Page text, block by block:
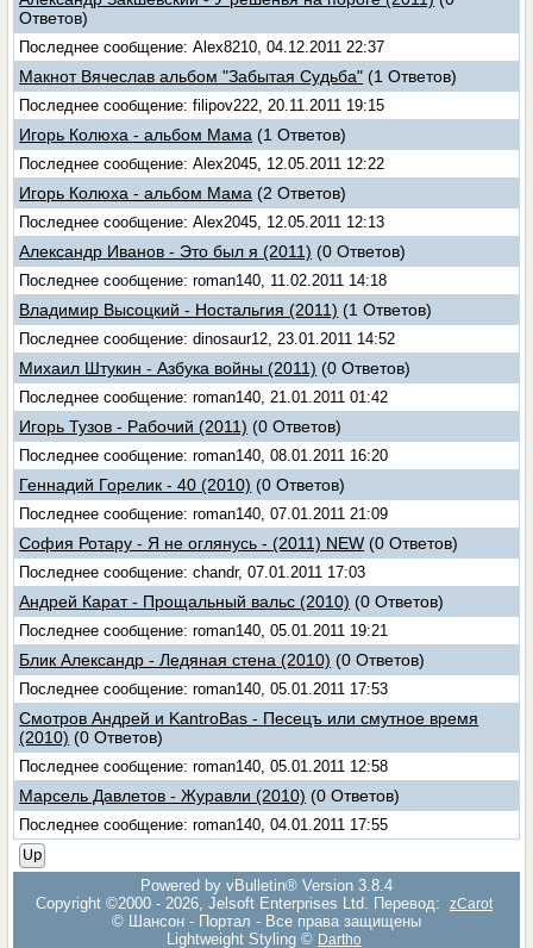
Ответов)
Последнее сообщение: Alex8210, 04.12.2011 22:37
Макнот Вячеслав альбом "Забытая Судьба" (1 Ответов)
Последнее сообщение: filipov222, 20.11.2011 19:15
Игорь Колюха - альбом Мама (1 Ответов)
Последнее сообщение: Alex2045, 12.05.2011 12:22
Игорь Колюха - альбом Мама (2 Ответов)
Последнее сообщение: Alex2045, 12.05.2011 12:13
Александр Иванов - Это был я (2011) (0 Ответов)
Последнее сообщение: roman140, 11.02.2011 14:18
Владимир Высоцкий - Ностальгия (2011) (1 Ответов)
Последнее сообщение: dinosaur12, 23.01.2011 14:52
Михаил Штукин - Азбука войны (2011) (0 Ответов)
Последнее сообщение: roman140, 21.01.2011 01:42
Игорь Тузов - Рабочий (2011) (0 Ответов)
Последнее сообщение: roman140, 08.01.2011 16:20
Геннадий Горелик - 40 (2010) (0 Ответов)
Последнее сообщение: roman140, 07.01.2011 21:09
София Ротару - Я не оглянусь - (2011) NEW (0 Ответов)
Последнее сообщение: chandr, 07.01.2011 17:03
Андрей Карат - Прощальный вальс (2010) (0 Ответов)
Последнее сообщение: roman140, 05.01.2011 19:21
Блик Александр - Ледяная стена (2010) (0 Ответов)
Последнее сообщение: roman140, 05.01.2011 17:53
Смотров Андрей и KantroBas - Песецъ или смутное время
(2010) (0 Ответов)
Последнее сообщение: roman140, 05.01.2011 12:58
Марсель Давлетов - Журавли (2010) (0 Ответов)
Последнее сообщение: roman140, 04.01.2011 17:55
Up
Powered by vBulletin® Version 3.8.4
Copyright ©2000 - 2026, Jelsoft Enterprises Ltd. Перевод:
zCarot
© Шансон - Портал - Все права защищены
Lightweight Styling © Dartho